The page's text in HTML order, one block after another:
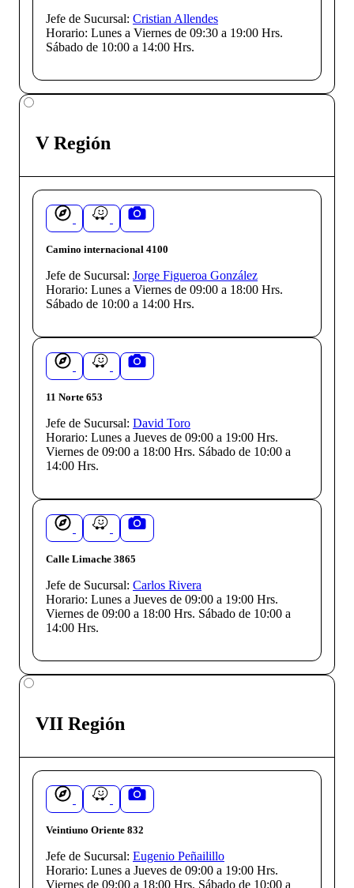
Jefe de Sucursal: Cristian Allendes
Horario: Lunes a Viernes de 09:30 a 19:00 Hrs.
Sábado de 10:00 a 14:00 Hrs.
V Región
Camino internacional 4100
Jefe de Sucursal: Jorge Figueroa González
Horario: Lunes a Viernes de 09:00 a 18:00 Hrs.
Sábado de 10:00 a 14:00 Hrs.
11 Norte 653
Jefe de Sucursal: David Toro
Horario: Lunes a Jueves de 09:00 a 19:00 Hrs.
Viernes de 09:00 a 18:00 Hrs. Sábado de 10:00 a
14:00 Hrs.
Calle Limache 3865
Jefe de Sucursal: Carlos Rivera
Horario: Lunes a Jueves de 09:00 a 19:00 Hrs.
Viernes de 09:00 a 18:00 Hrs. Sábado de 10:00 a
14:00 Hrs.
VII Región
Veintiuno Oriente 832
Jefe de Sucursal: Eugenio Peñailillo
Horario: Lunes a Jueves de 09:00 a 19:00 Hrs.
Viernes de 09:00 a 18:00 Hrs. Sábado de 10:00 a